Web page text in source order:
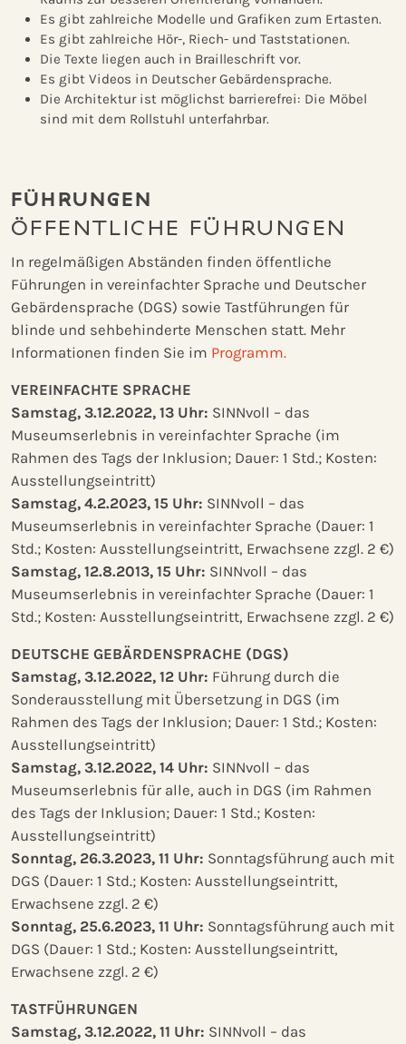
Es gibt zahlreiche Modelle und Grafiken zum Ertasten.
Es gibt zahlreiche Hör-, Riech- und Taststationen.
Die Texte liegen auch in Brailleschrift vor.
Es gibt Videos in Deutscher Gebärdensprache.
Die Architektur ist möglichst barrierefrei: Die Möbel
sind mit dem Rollstuhl unterfahrbar.
FÜHRUNGEN
ÖFFENTLICHE FÜHRUNGEN
In regelmäßigen Abständen finden öffentliche
Führungen in vereinfachter Sprache und Deutscher
Gebärdensprache (DGS) sowie Tastführungen für
blinde und sehbehinderte Menschen statt. Mehr
Informationen finden Sie im Programm.
VEREINFACHTE SPRACHE
Samstag, 3.12.2022, 13 Uhr: SINNvoll – das
Museumserlebnis in vereinfachter Sprache (im
Rahmen des Tags der Inklusion; Dauer: 1 Std.; Kosten:
Ausstellungseintritt)
Samstag, 4.2.2023, 15 Uhr: SINNvoll – das
Museumserlebnis in vereinfachter Sprache (Dauer: 1
Std.; Kosten: Ausstellungseintritt, Erwachsene zzgl. 2 €)
Samstag, 12.8.2013, 15 Uhr: SINNvoll – das
Museumserlebnis in vereinfachter Sprache (Dauer: 1
Std.; Kosten: Ausstellungseintritt, Erwachsene zzgl. 2 €)
DEUTSCHE GEBÄRDENSPRACHE (DGS)
Samstag, 3.12.2022, 12 Uhr: Führung durch die
Sonderausstellung mit Übersetzung in DGS (im
Rahmen des Tags der Inklusion; Dauer: 1 Std.; Kosten:
Ausstellungseintritt)
Samstag, 3.12.2022, 14 Uhr: SINNvoll – das
Museumserlebnis für alle, auch in DGS (im Rahmen
des Tags der Inklusion; Dauer: 1 Std.; Kosten:
Ausstellungseintritt)
Sonntag, 26.3.2023, 11 Uhr: Sonntagsführung auch mit
DGS (Dauer: 1 Std.; Kosten: Ausstellungseintritt,
Erwachsene zzgl. 2 €)
Sonntag, 25.6.2023, 11 Uhr: Sonntagsführung auch mit
DGS (Dauer: 1 Std.; Kosten: Ausstellungseintritt,
Erwachsene zzgl. 2 €)
TASTFÜHRUNGEN
Samstag, 3.12.2022, 11 Uhr: SINNvoll – das